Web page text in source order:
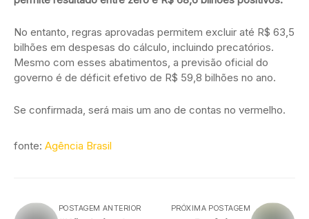
No entanto, regras aprovadas permitem excluir até R$ 63,5
bilhões em despesas do cálculo, incluindo precatórios.
Mesmo com esses abatimentos, a previsão oficial do
governo é de déficit efetivo de R$ 59,8 bilhões no ano.
Se confirmada, será mais um ano de contas no vermelho.
fonte: Agência Brasil
POSTAGEM ANTERIOR PRÓXIMA POSTAGEM